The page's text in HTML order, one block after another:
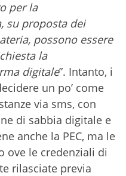
per la
su proposta dei
possono essere
la
digitale”. Intanto, i
un po’ come
via sms, con
di sabbia digitale e
anche la PEC, ma le
ove le credenziali di
rilasciate previa